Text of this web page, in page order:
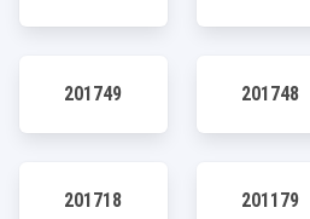
201749 201748
201718 201179